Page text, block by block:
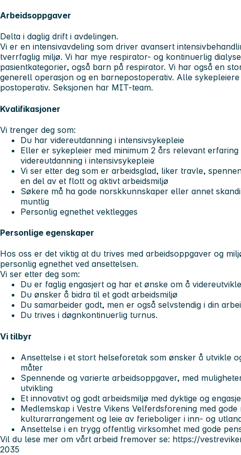
Arbeidsoppgaver
Delta i daglig drift i avdelingen.
Vi er en intensivavdeling som driver avansert
tverrfaglig miljø. Vi har mye respirator- og kontinuerlig
pasientkategorier, også barn på respirator. Vi har også en
generell operasjon og en barnepostoperativ. Alle
postoperativ. Seksjonen har MIT-team.
Kvalifikasjoner
Vi trenger deg som:
Du har videreutdanning i intensivsykepleie
Eller er sykepleier med minimum 2 års relevant
videreutdanning i intensivsykepleie
Vi ser etter deg som er arbeidsglad, liker travle,
en del av et flott og aktivt arbeidsmiljø
Søkere må ha gode norskkunnskaper eller annet
muntlig
Personlig egnethet vektlegges
Personlige egenskaper
Hos oss er det viktig at du trives med arbeidsoppgaver og
personlig egnethet ved ansettelsen.
Vi ser etter deg som:
Du er faglig engasjert og har et ønske om å
Du ønsker å bidra til et godt arbeidsmiljø
Du samarbeider godt, men er også selvstendig i din
Du trives i døgnkontinuerlig turnus.
Vi tilbyr
Ansettelse i et stort helseforetak som ønsker å utvikle
måter
Spennende og varierte arbeidsoppgaver, med
utvikling
Et innovativt og godt arbeidsmiljø med dyktige og
Medlemskap i Vestre Vikens Velferdsforening med
kulturarrangement og leie av ferieboliger i inn- og
Ansettelse i en trygg offentlig virksomhet med gode
Vil du lese mer om vårt arbeid fremover se: https://
2035